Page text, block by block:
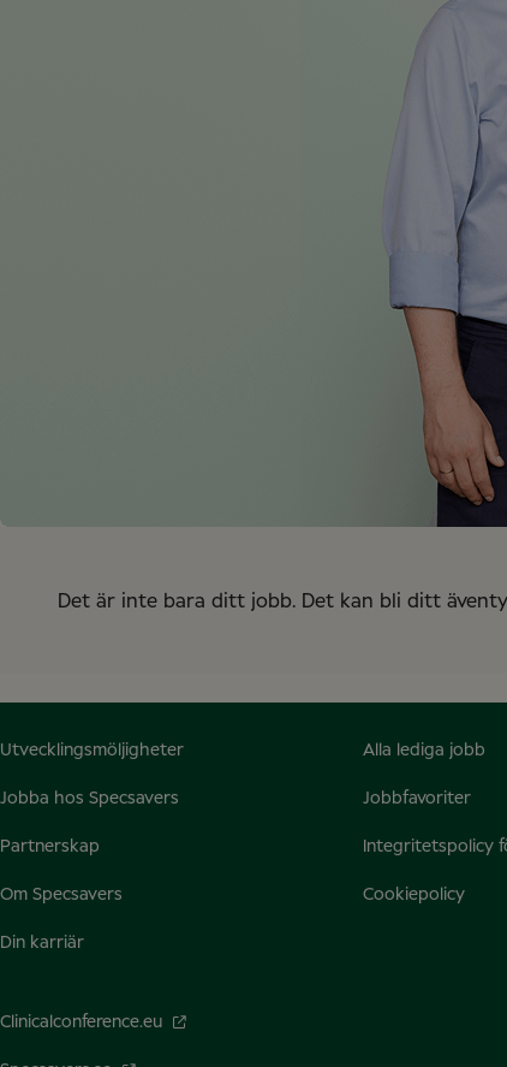
Det är inte bara ditt jobb. Det kan bli ditt
Utvecklingsmöljigheter
Jobba hos Specsavers
Partnerskap
Om Specsavers
Din karriär
Alla lediga jobb
Jobbfavoriter
Integritetspolicy
Cookiepolicy
Clinicalconference.eu